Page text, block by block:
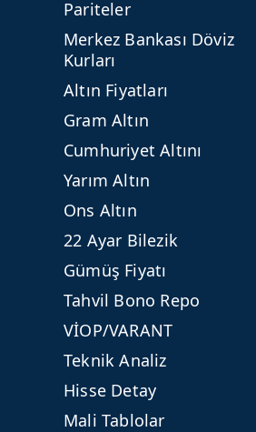
Pariteler
Merkez Bankası Döviz
Kurları
Altın Fiyatları
Gram Altın
Cumhuriyet Altını
Yarım Altın
Ons Altın
22 Ayar Bilezik
Gümüş Fiyatı
Tahvil Bono Repo
VİOP/VARANT
Teknik Analiz
Hisse Detay
Mali Tablolar